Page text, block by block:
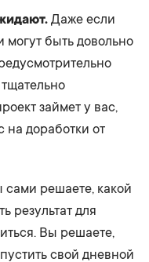
Даже если
могут быть довольно
займет у вас,
на доработки от
сами решаете, какой
результат для
Вы решаете,
свой дневной